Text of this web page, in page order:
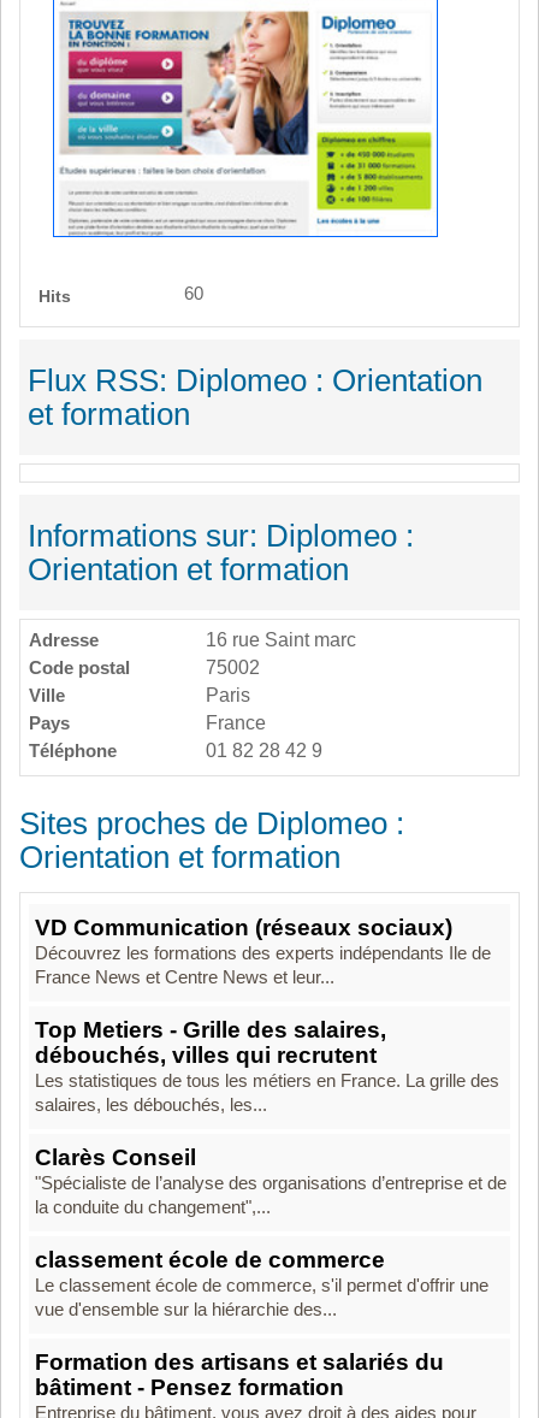
Hits 60
Flux RSS: Diplomeo : Orientation
et formation
Informations sur: Diplomeo :
Orientation et formation
Adresse
16 rue Saint marc
Code postal
75002
Ville
Paris
Pays
France
Téléphone
01 82 28 42 9
Sites proches de Diplomeo :
Orientation et formation
VD Communication (réseaux sociaux)
Découvrez les formations des experts indépendants Ile de
France News et Centre News et leur...
Top Metiers - Grille des salaires,
débouchés, villes qui recrutent
Les statistiques de tous les métiers en France. La grille des
salaires, les débouchés, les...
Clarès Conseil
"Spécialiste de l’analyse des organisations d’entreprise et de
la conduite du changement",...
classement école de commerce
Le classement école de commerce, s'il permet d'offrir une
vue d'ensemble sur la hiérarchie des...
Formation des artisans et salariés du
bâtiment - Pensez formation
Entreprise du bâtiment, vous avez droit à des aides pour